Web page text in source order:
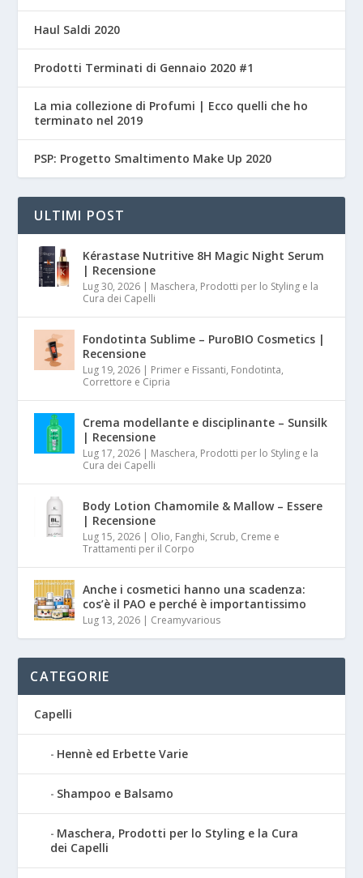
Haul Saldi 2020
Prodotti Terminati di Gennaio 2020 #1
La mia collezione di Profumi | Ecco quelli che ho
terminato nel 2019
PSP: Progetto Smaltimento Make Up 2020
ULTIMI POST
Kérastase Nutritive 8H Magic Night Serum
| Recensione
Lug 30, 2026 | Maschera, Prodotti per lo Styling e la
Cura dei Capelli
Fondotinta Sublime – PuroBIO Cosmetics |
Recensione
Lug 19, 2026 | Primer e Fissanti, Fondotinta,
Correttore e Cipria
Crema modellante e disciplinante – Sunsilk
| Recensione
Lug 17, 2026 | Maschera, Prodotti per lo Styling e la
Cura dei Capelli
Body Lotion Chamomile & Mallow – Essere
| Recensione
Lug 15, 2026 | Olio, Fanghi, Scrub, Creme e
Trattamenti per il Corpo
Anche i cosmetici hanno una scadenza:
cos’è il PAO e perché è importantissimo
Lug 13, 2026 | Creamyvarious
CATEGORIE
Capelli
Hennè ed Erbette Varie
Shampoo e Balsamo
Maschera, Prodotti per lo Styling e la Cura
dei Capelli